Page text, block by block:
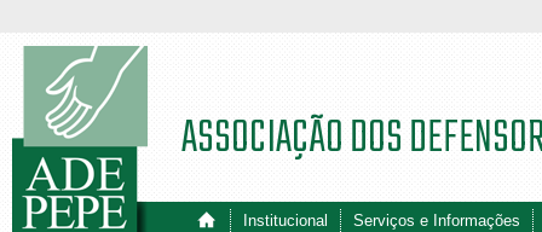
Institucional Serviços e Informações
ASSOCIAÇÃO DOS